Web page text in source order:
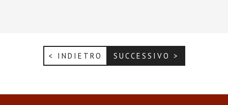
< INDIETRO SUCCESSIVO >